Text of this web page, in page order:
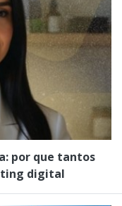
por que tantos
digital